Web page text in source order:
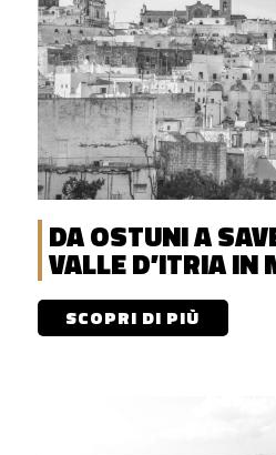
DA OSTUNI A
VALLE D’ITRIA IN
DISCOVERENT
SCOPRI DI PIÙ